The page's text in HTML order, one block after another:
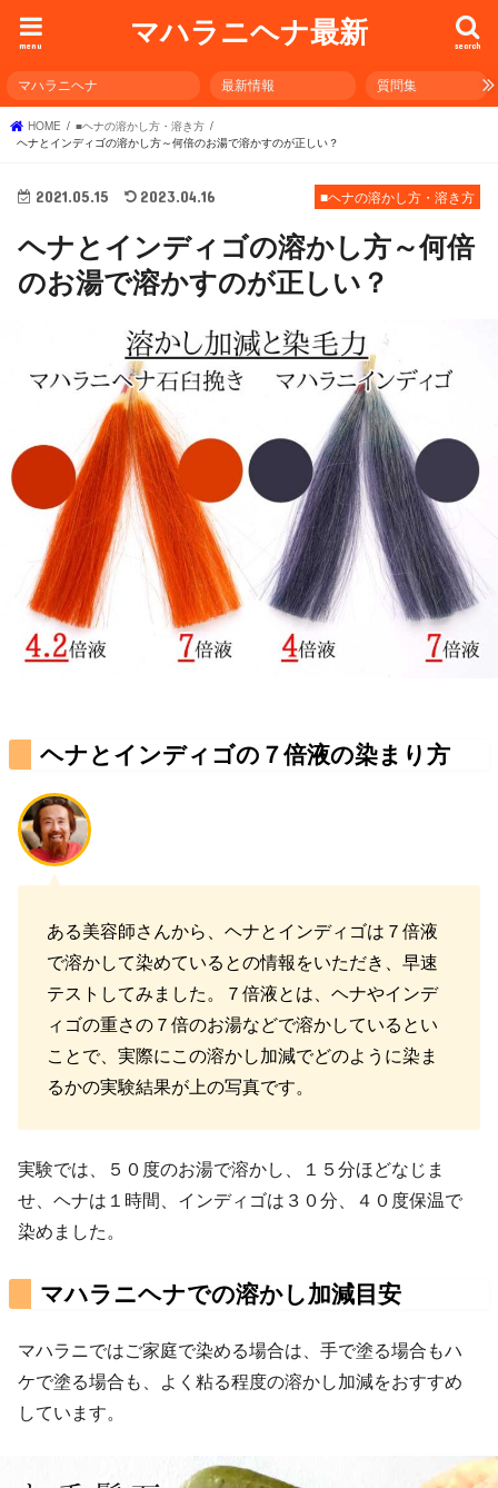
マハラニヘナ最新 search
menu
マハラニヘナ 最新情報 質問集
HOME
■ヘナの溶かし方・溶き方
ヘナとインディゴの溶かし方～何倍のお湯で溶かすのが正しい？
■ヘナの溶かし方・溶き方
2021.05.15 2023.04.16
ヘナとインディゴの溶かし方～何倍
のお湯で溶かすのが正しい？
ヘナとインディゴの７倍液の染まり方
ある美容師さんから、ヘナとインディゴは７倍液
で溶かして染めているとの情報をいただき、早速
テストしてみました。７倍液とは、ヘナやインデ
ィゴの重さの７倍のお湯などで溶かしているとい
ことで、実際にこの溶かし加減でどのように染ま
るかの実験結果が上の写真です。
実験では、５０度のお湯で溶かし、１５分ほどなじま
せ、ヘナは１時間、インディゴは３０分、４０度保温で
染めました。
マハラニヘナでの溶かし加減目安
マハラニではご家庭で染める場合は、手で塗る場合もハ
ケで塗る場合も、よく粘る程度の溶かし加減をおすすめ
しています。